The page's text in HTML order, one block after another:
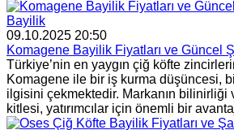
Bayilik
09.10.2025 20:50
Komagene Bayilik Fiyatları ve Güncel
Türkiye’nin en yaygın çiğ köfte
Komagene ile bir iş kurma düşüncesi,
ilgisini çekmektedir. Markanın bilinirliği
kitlesi, yatırımcılar için önemli bir